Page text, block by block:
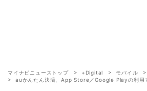
マイナビニューストップ +Digital モバイル
auかんたん決済、App Store／Google Playの利用